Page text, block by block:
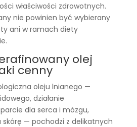
właściwości zdrowotnych.
nie powinien być wybierany
ani w ramach diety
olej
cenny
oleju lnianego —
działanie
dla serca i mózgu,
skórę — pochodzi z delikatnych